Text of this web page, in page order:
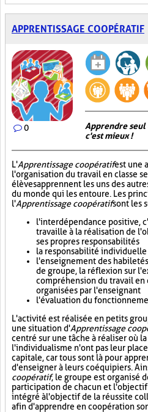
APPRENTISSAGE COOPÉRATIF
0
Apprendre seul
c'est mieux !
L'Apprentissage coopératifest une
l'organisation du travail en classe
élèves apprennent les uns des
du monde qui les entoure. Les
l'Apprentissage coopératifsont les
l'interdépendance positive,
travaille à la réalisation de
ses propres responsabilités
la responsabilité
l'enseignement des
de groupe, la réflexion sur
compréhension du travail
organisées par l'enseignant
l'évaluation du
L'activité est réalisée en petits
une situation d'Apprentissage
centré sur une tâche à réaliser où
l'individualisme n'ont pas leur
capitale, car tous sont là pour
d'enseigner à leurs coéquipiers.
coopératif, le groupe est organisé
participation de chacun et
intégré à l'objectif de la réussite
afin d'apprendre en coopération